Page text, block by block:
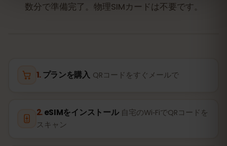
数分で準備完了。物理SIMカードは不要です。
プランを購入 QRコードをすぐメールで
eSIMをインストール 自宅のWi‑FiでQRコードを
スキャン